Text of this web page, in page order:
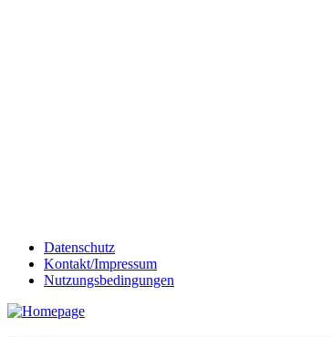
Datenschutz
Kontakt/Impressum
Nutzungsbedingungen